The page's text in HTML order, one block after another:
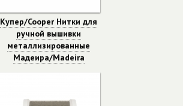
Купер/Cooper Нитки для
ручной вышивки
металлизированные
Мадеира/Madeira